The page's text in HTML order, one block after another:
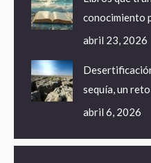
conocimiento
abril 23, 2026
sequía, un
abril 6, 2026